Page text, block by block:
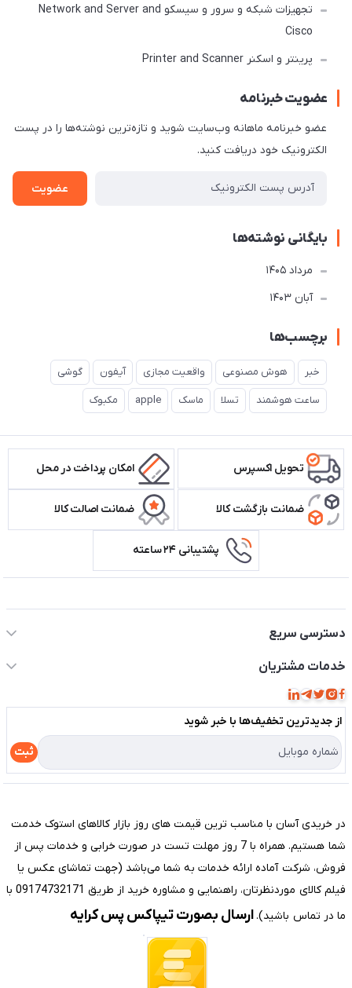
تجهیزات شبکه و سرور و سیسکو Network and Server and
Cisco
پرینتر و اسکنر Printer and Scanner
عضویت خبرنامه
عضو خبرنامه ماهانه وب‌سایت شوید و تازه‌ترین نوشته‌ها را در پست
الکترونیک خود دریافت کنید.
عضویت
بایگانی نوشته‌ها
مرداد 1405
آبان 1403
برچسب‌ها
خبر هوش مصنوعی واقعیت مجازی آیفون گوشی
ساعت هوشمند تسلا ماسک apple مکبوک
تحویل اکسپرس امکان پرداخت در محل
ضمانت بازگشت کالا ضمانت اصالت کالا
پشتیبانی ۲۴ ساعته
دسترسی سریع
حساب کاربری
مجله فروشگاه
لیست محصولات
درباره ما
تماس با ما
خدمات مشتریان
قوانین و مقررات
حریم خصوصی
راهنما
از جدید‌ترین تخفیف‌ها با‌ خبر شوید
ثبت
در خریدی آسان با مناسب ترین قیمت های روز بازار کالاهای استوک خدمت
شما هستیم. همراه با 7 روز مهلت تست در صورت خرابی و خدمات پس از
فروش، شرکت آماده ارائه خدمات به شما می‌باشد (جهت تماشای عکس یا
فیلم کالای موردنظرتان، راهنمایی و مشاوره خرید از طریق 09174732171 با
ما در تماس باشید).ارسال بصورت تیپاکس پس کرایه